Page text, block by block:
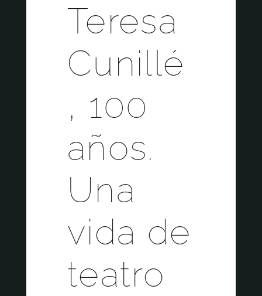
Teresa
Cunillé
, 100
años.
Una
vida de
teatro